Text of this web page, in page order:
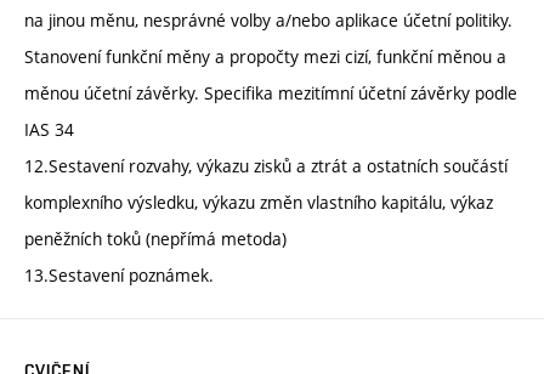
na jinou měnu, nesprávné volby a/nebo aplikace účetní politiky.
Stanovení funkční měny a propočty mezi cizí, funkční měnou a
měnou účetní závěrky. Specifika mezitímní účetní závěrky podle
IAS 34
12.Sestavení rozvahy, výkazu zisků a ztrát a ostatních součástí
komplexního výsledku, výkazu změn vlastního kapitálu, výkaz
peněžních toků (nepřímá metoda)
13.Sestavení poznámek.
CVIČENÍ